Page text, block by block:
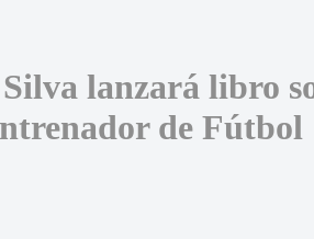
lanzará libro
de Fútbol